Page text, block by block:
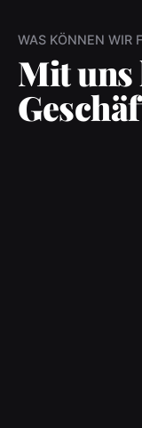
WAS KÖNNEN WIR
Mit uns